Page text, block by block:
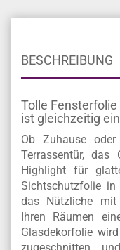
BESCHREIBUNG
Tolle
ist gleichzeitig
Ob Zuhause
Terrassentür,
Highlight für
Sichtschutzfolie
das Nützliche mit
Ihren Räumen
Glasdekorfolie